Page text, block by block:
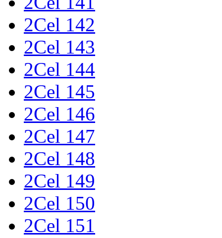
2Cel 142
2Cel 143
2Cel 144
2Cel 145
2Cel 146
2Cel 147
2Cel 148
2Cel 149
2Cel 150
2Cel 151